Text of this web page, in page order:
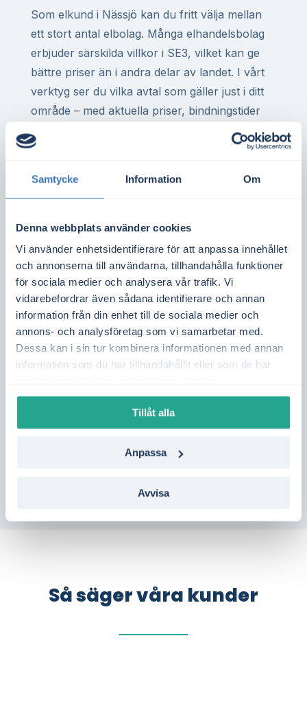
Samtycke Information Om
Denna webbplats använder cookies
Vi använder enhetsidentifierare för att anpassa innehållet
och annonserna till användarna, tillhandahålla funktioner
för sociala medier och analysera vår trafik. Vi
vidarebefordrar även sådana identifierare och annan
information från din enhet till de sociala medier och
annons- och analysföretag som vi samarbetar med.
Dessa kan i sin tur kombinera informationen med annan
information som du har tillhandahållit eller som de har
Tillåt alla
Anpassa
Avvisa
Som elkund i Nässjö kan du fritt välja mellan
ett stort antal elbolag. Många elhandelsbolag
erbjuder särskilda villkor i SE3, vilket kan ge
bättre priser än i andra delar av landet. I vårt
verktyg ser du vilka avtal som gäller just i ditt
område – med aktuella priser, bindningstider
företag med hög elanvändning, kan rätt elavtal
göra stor skillnad på årsbasis. Det gäller även
elanläggning eller elbilsladdning i Nässjö.
Spotpriset i elområde SE3 sätts av utbud och
efterfrågan i hela regionen. Det påverkas
bland annat av elproduktion från kärnkraft,
vattenkraft och vind i Mellansverige samt
tillgången på överföringskapacitet från norra
Sverige. Genom att följa elpriset dag för dag
Vill du se vilka elavtal som passar bäst i
Nässjö?Gör en kostnadsfri jämförelse på bara
en minut – helt utan bindning.
Så säger våra kunder